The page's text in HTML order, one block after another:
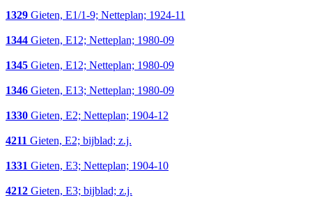
1329 Gieten, E1/1-9; Netteplan; 1924-11
1344 Gieten, E12; Netteplan; 1980-09
1345 Gieten, E12; Netteplan; 1980-09
1346 Gieten, E13; Netteplan; 1980-09
1330 Gieten, E2; Netteplan; 1904-12
4211 Gieten, E2; bijblad; z.j.
1331 Gieten, E3; Netteplan; 1904-10
4212 Gieten, E3; bijblad; z.j.